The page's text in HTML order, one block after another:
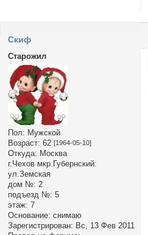
Cкиф
Старожил
Пол: Мужской
Возраст: 62 [1964-05-10]
Откуда: Москва
г.Чехов мкр.Губернский:
ул.Земская
дом №: 2
подъезд №: 5
этаж: 7
Основание: снимаю
Зарегистрирован: Вс, 13 Фев 2011